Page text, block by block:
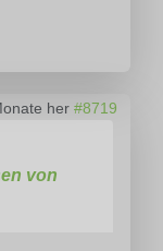
her #8719
von